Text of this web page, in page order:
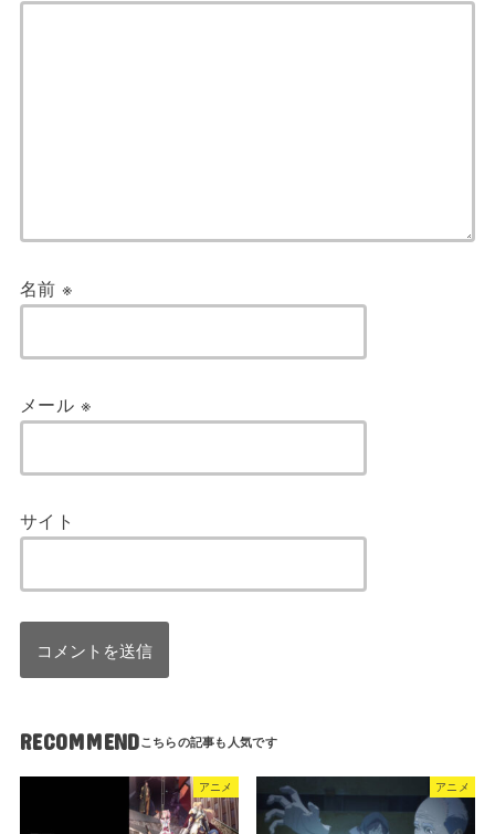
名前※
メール ※
サイト
RECOMMEND
アニメ アニメ